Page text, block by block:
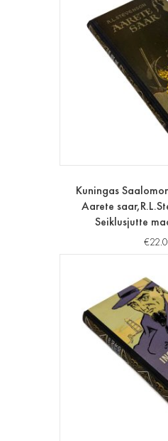
Kuningas
Aarete
Seiklusjutte
€